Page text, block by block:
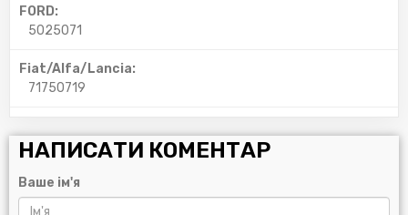
FORD:
5025071
Fiat/Alfa/Lancia:
71750719
НАПИСАТИ КОМЕНТАР
Ваше ім'я